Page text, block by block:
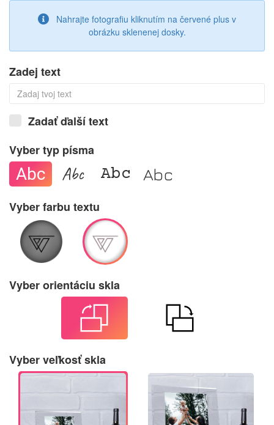
OK
Nahrajte fotografiu kliknutím na červené plus v
obrázku sklenenej dosky.
Zadej text
Zadať ďalší text
Vyber typ písma
Abc Abc Abc Abc
Vyber farbu textu
Vyber orientáciu skla
Vyber veľkosť skla